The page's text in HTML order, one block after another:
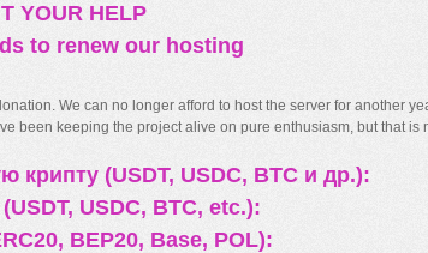
YOUR HELP
to renew our hosting
We can no longer afford to host the server for another
been keeping the project alive on pure enthusiasm, but that is
(USDT, USDC, BTC и др.):
USDC, BTC, etc.):
BEP20, Base, POL):